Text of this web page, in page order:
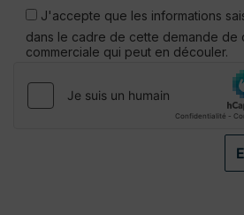
laisser
ce
champ
vide.
J'accepte que les informations
dans le cadre de cette demande de
commerciale qui peut en découler.